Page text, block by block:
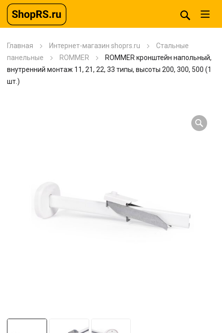
Главная Интернет-магазин shoprs.ru
Стальные
панельные
ROMMER
ROMMER кронштейн напольный,
внутренний монтаж 11, 21, 22, 33 типы, высоты 200, 300, 500 (1
шт.)